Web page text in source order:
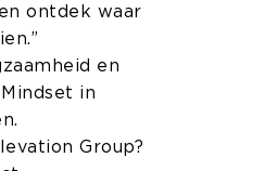
ontdek waar
en
in
Group?